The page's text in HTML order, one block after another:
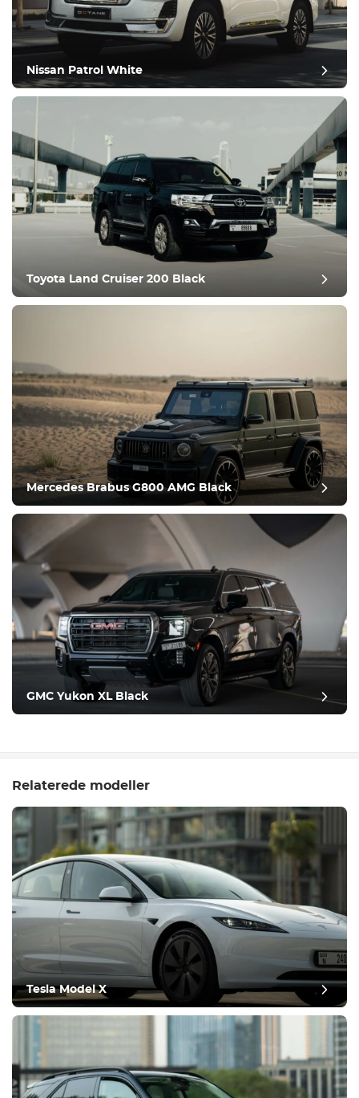
Komfortabel
Klimakontrol
Tilstand
Efteranmeldelse
Nissan Patrol White
Toyota Land Cruiser 200 Black
Mercedes Brabus G800 AMG Black
GMC Yukon XL Black
Relaterede modeller
Tesla Model X